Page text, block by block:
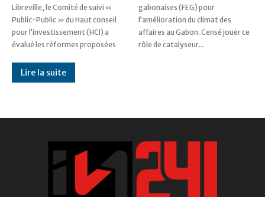
Libreville, le Comité de suivi «
Public-Public » du Haut conseil
pour l’investissement (HCI) a
évalué les réformes proposées
gabonaises (FEG) pour
l’amélioration du climat des
affaires au Gabon. Censé jouer ce
rôle de catalyseur...
Lire la suite